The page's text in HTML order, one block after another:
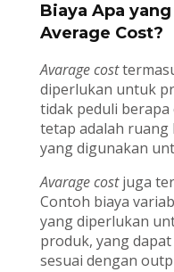
Biaya Apa
Average Cost?
Avarage cost
diperlukan untuk
tidak peduli
tetap adalah
yang digunakan
Avarage costjuga
Contoh biaya
yang diperlukan
produk, yang
sesuai dengan